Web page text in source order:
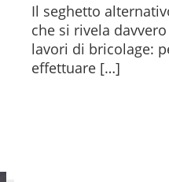
Il seghetto
che si rivela
lavori di bricolage:
effettuare […]